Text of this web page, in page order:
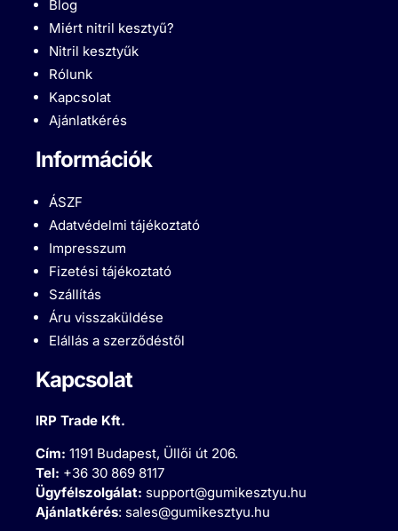
Blog
Miért nitril kesztyű?
Nitril kesztyűk
Rólunk
Kapcsolat
Ajánlatkérés
Információk
ÁSZF
Adatvédelmi tájékoztató
Impresszum
Fizetési tájékoztató
Szállítás
Áru visszaküldése
Elállás a szerződéstől
Kapcsolat
IRP Trade Kft.
Cím:1191 Budapest, Üllői út 206.
Tel: +36 30 869 8117
Ügyfélszolgálat: support@gumikesztyu.hu
Ajánlatkérés: sales@gumikesztyu.hu